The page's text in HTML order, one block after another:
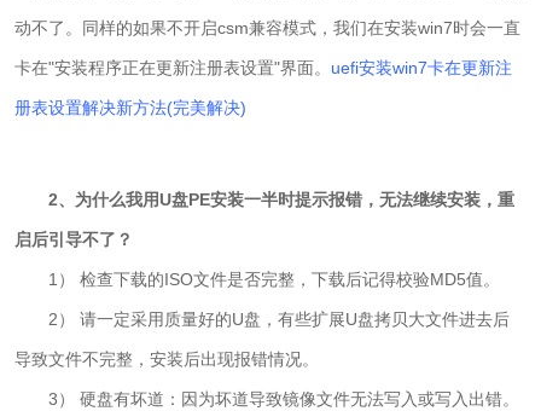
动不了。同样的如果不开启csm兼容模式，我们在安装win7时会一直
卡在"安装程序正在更新注册表设置"界面。 uefi安装win7卡在更新注
册表设置解决新方法(完美解决)
2、为什么我用U盘PE安装一半时提示报错，无法继续安装，重
启后引导不了？
1） 检查下载的ISO文件是否完整，下载后记得校验MD5值。
2） 请一定采用质量好的U盘，有些扩展U盘拷贝大文件进去后
导致文件不完整，安装后出现报错情况。
3） 硬盘有坏道：因为坏道导致镜像文件无法写入或写入出错。